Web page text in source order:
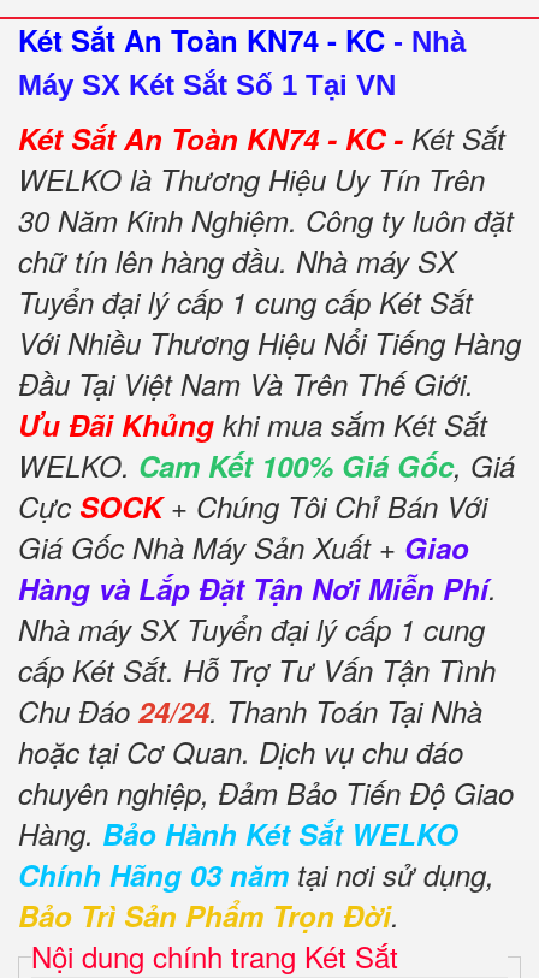
Két Sắt An Toàn KN74 - KC - Nhà
Máy SX Két Sắt Số 1 Tại VN
Két Sắt An Toàn KN74 - KC - Két Sắt
WELKO là Thương Hiệu Uy Tín Trên
30 Năm Kinh Nghiệm. Công ty luôn đặt
chữ tín lên hàng đầu. Nhà máy SX
Tuyển đại lý cấp 1 cung cấp Két Sắt
Với Nhiều Thương Hiệu Nổi Tiếng Hàng
Đầu Tại Việt Nam Và Trên Thế Giới.
Ưu Đãi Khủng khi mua sắm Két Sắt
WELKO. Cam Kết 100% Giá Gốc, Giá
Cực SOCK+ Chúng Tôi Chỉ Bán Với
Giá Gốc Nhà Máy Sản Xuất + Giao
Hàng và Lắp Đặt Tận Nơi Miễn Phí.
Nhà máy SX Tuyển đại lý cấp 1 cung
cấp Két Sắt. Hỗ Trợ Tư Vấn Tận Tình
Chu Đáo 24/24. Thanh Toán Tại Nhà
hoặc tại Cơ Quan. Dịch vụ chu đáo
chuyên nghiệp, Đảm Bảo Tiến Độ Giao
Hàng. Bảo Hành Két Sắt WELKO
Chính Hãng 03 năm tại nơi sử dụng,
Bảo Trì Sản Phẩm Trọn Đời.
Nội dung chính trang Két Sắt